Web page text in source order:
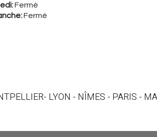
Fermé
Fermé
- LYON - NÎMES - PARIS -